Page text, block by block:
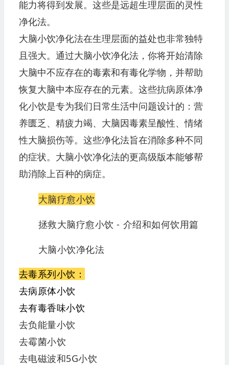
能力将得到发展。这些是远超生理层面的灵性
净化法。
大脑小饮净化法在生理层面的益处也非常独特
且强大。通过大脑小饮净化法，你将开始清除
大脑中不应存在的毒素和有毒化学物，并帮助
恢复大脑中本应存在的元素。这些抗病原体净
化小饮是专为我们日常生活中问题设计的：营
养匮乏、精疲力竭、大脑因毒素呈酸性、情绪
性大脑损伤等。这些净化法旨在消除多种不同
的症状。大脑小饮净化法的更高级版本能够帮
助消除上百种的病症。
大脑疗愈小饮
拯救大脑疗愈小饮 - 介绍和如何饮用篇
大脑小饮净化法
去毒系列小饮：
去病原体小饮
去有毒香味小饮
去负能量小饮
去霉菌小饮
去电磁波和5G小饮